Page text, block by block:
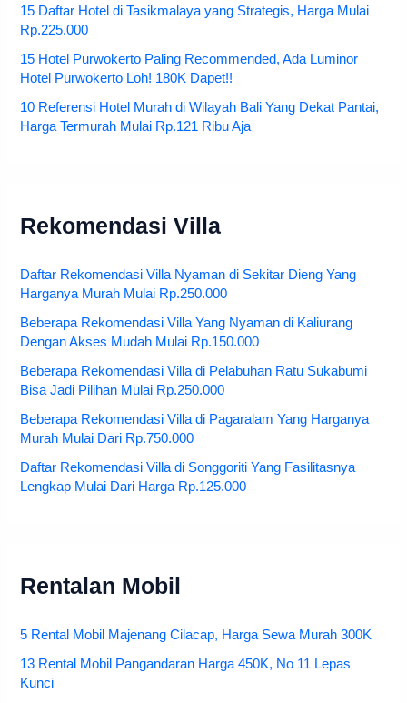
15 Daftar Hotel di Tasikmalaya yang Strategis, Harga Mulai
Rp.225.000
15 Hotel Purwokerto Paling Recommended, Ada Luminor
Hotel Purwokerto Loh! 180K Dapet!!
10 Referensi Hotel Murah di Wilayah Bali Yang Dekat Pantai,
Harga Termurah Mulai Rp.121 Ribu Aja
Rekomendasi Villa
Daftar Rekomendasi Villa Nyaman di Sekitar Dieng Yang
Harganya Murah Mulai Rp.250.000
Beberapa Rekomendasi Villa Yang Nyaman di Kaliurang
Dengan Akses Mudah Mulai Rp.150.000
Beberapa Rekomendasi Villa di Pelabuhan Ratu Sukabumi
Bisa Jadi Pilihan Mulai Rp.250.000
Beberapa Rekomendasi Villa di Pagaralam Yang Harganya
Murah Mulai Dari Rp.750.000
Daftar Rekomendasi Villa di Songgoriti Yang Fasilitasnya
Lengkap Mulai Dari Harga Rp.125.000
Rentalan Mobil
5 Rental Mobil Majenang Cilacap, Harga Sewa Murah 300K
13 Rental Mobil Pangandaran Harga 450K, No 11 Lepas
Kunci